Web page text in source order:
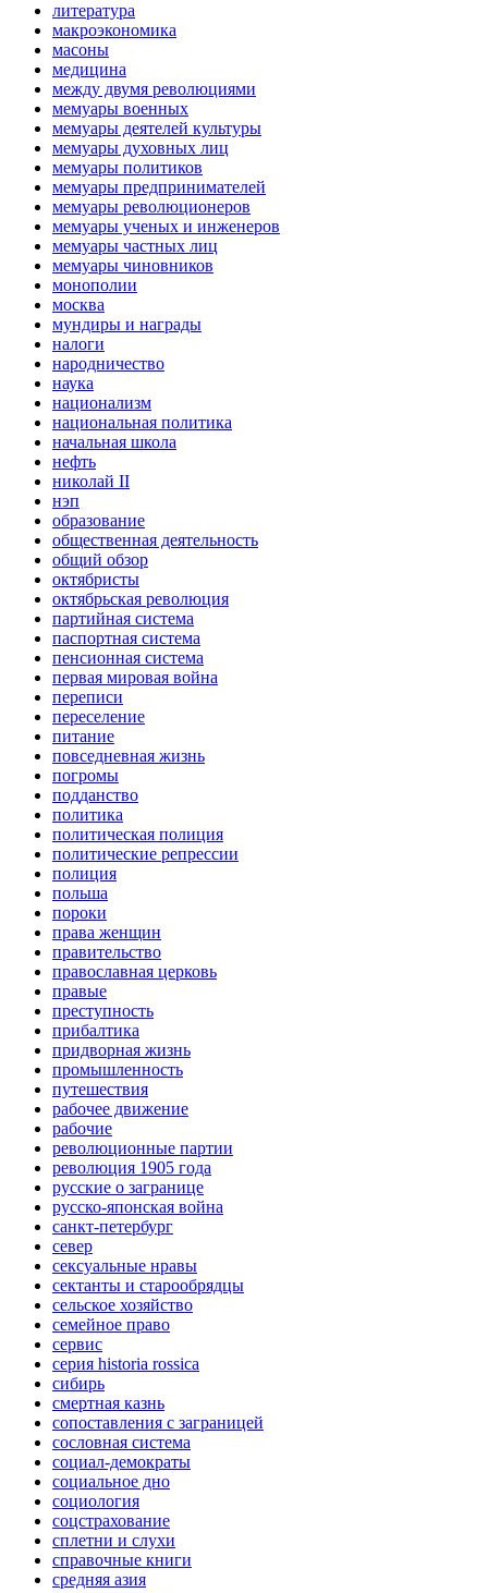
литература
макроэкономика
масоны
медицина
между двумя революциями
мемуары военных
мемуары деятелей культуры
мемуары духовных лиц
мемуары политиков
мемуары предпринимателей
мемуары революционеров
мемуары ученых и инженеров
мемуары частных лиц
мемуары чиновников
монополии
москва
мундиры и награды
налоги
народничество
наука
национализм
национальная политика
начальная школа
нефть
николай II
нэп
образование
общественная деятельность
общий обзор
октябристы
октябрьская революция
партийная система
паспортная система
пенсионная система
первая мировая война
переписи
переселение
питание
повседневная жизнь
погромы
подданство
политика
политическая полиция
политические репрессии
полиция
польша
пороки
права женщин
правительство
православная церковь
правые
преступность
прибалтика
придворная жизнь
промышленность
путешествия
рабочее движение
рабочие
революционные партии
революция 1905 года
русские о загранице
русско-японская война
санкт-петербург
север
сексуальные нравы
сектанты и старообрядцы
сельское хозяйство
семейное право
сервис
серия historia rossica
сибирь
смертная казнь
сопоставления с заграницей
сословная система
социал-демократы
социальное дно
социология
соцстрахование
сплетни и слухи
справочные книги
средняя азия